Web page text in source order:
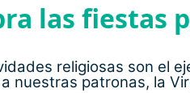
las fiestas
religiosas son el
nuestras patronas, la